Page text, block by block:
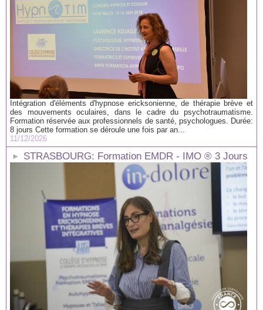
Intégration d'éléments d'hypnose ericksonienne, de thérapie brève et
des mouvements oculaires, dans le cadre du psychotraumatisme.
Formation réservée aux professionnels de santé, psychologues. Durée:
8 jours Cette formation se déroule une fois par an...
11/12/2026
STRASBOURG: Formation EMDR - IMO ® 3 Jours